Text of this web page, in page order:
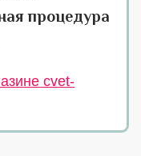
процедура
cvet-